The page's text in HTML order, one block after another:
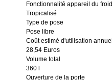
Fonctionnalité appareil du froid
Tropicalisé
Type de pose
Pose libre
Coût estimé d'utilisation annuel
28,54 Euros
Volume total
360 l
Ouverture de la porte